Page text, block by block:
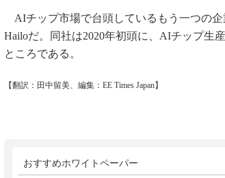
AIチップ市場で台頭しているもう一つの
Hailoだ。同社は2020年初頭に、AIチップ生
ところである。
【翻訳：田中留美、編集：EE Times Japan】
おすすめホワイトペーパー